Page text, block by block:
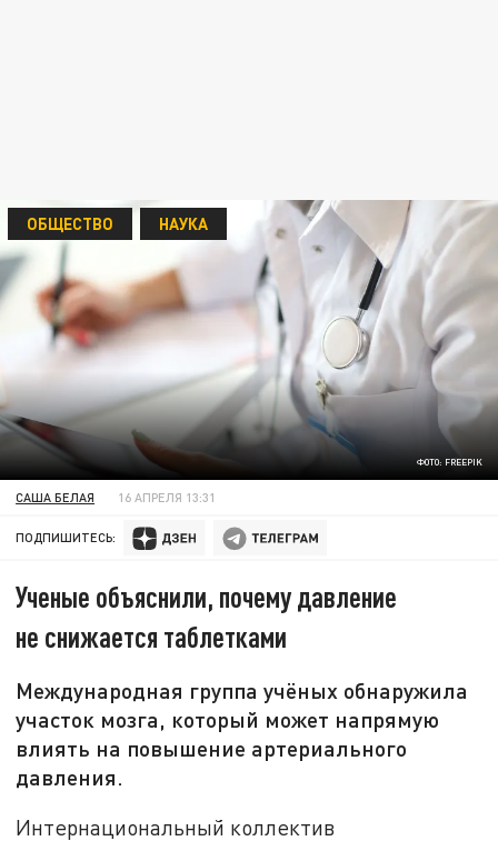
ФОТО: FREEPIK
ОБЩЕСТВО НАУКА
САША БЕЛАЯ 16 АПРЕЛЯ 13:31
ПОДПИШИТЕСЬ:
Ученые объяснили, почему давление
не снижается таблетками
Международная группа учёных обнаружила
участок мозга, который может напрямую
влиять на повышение артериального
давления.
Интернациональный коллектив